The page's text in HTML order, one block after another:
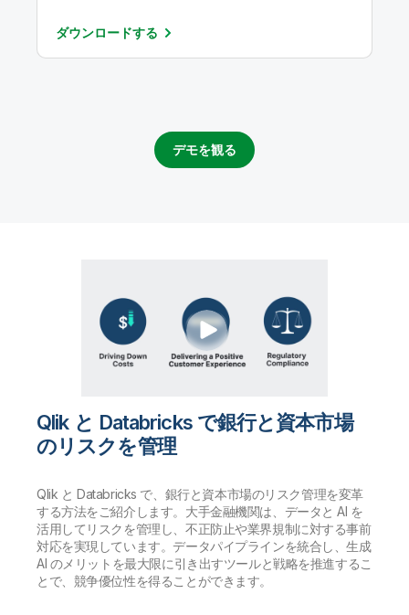
ダウンロードする
デモを観る
Qlik と Databricks で銀行と資本市場
のリスクを管理
Qlik と Databricks で、銀行と資本市場のリスク管理を変革
する方法をご紹介します。大手金融機関は、データと AI を
活用してリスクを管理し、不正防止や業界規制に対する事前
対応を実現しています。データパイプラインを統合し、生成
AI のメリットを最大限に引き出すツールと戦略を推進するこ
とで、競争優位性を得ることができます。